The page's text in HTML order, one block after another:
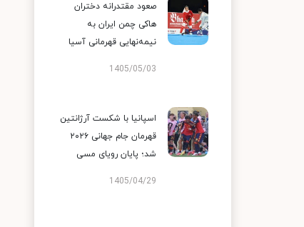
صعود مقتدرانه دختران
هاکی چمن ایران به
نیمه‌نهایی قهرمانی آسیا
1405/05/03
اسپانیا با شکست آرژانتین
قهرمان جام جهانی ۲۰۲۶
شد؛ پایان رویای مسی
1405/04/29